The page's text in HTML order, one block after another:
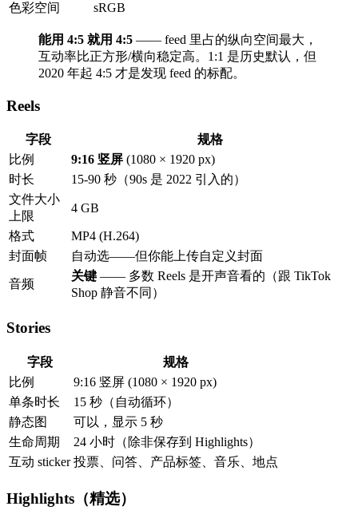
色彩空间
sRGB
能用 4:5 就用 4:5 —— feed 里占的纵向空间最大，
互动率比正方形/横向稳定高。1:1 是历史默认，但
2020 年起 4:5 才是发现 feed 的标配。
Reels
字段
规格
比例
9:16 竖屏 (1080 × 1920 px)
时长
15-90 秒（90s 是 2022 引入的）
文件大小
上限
4 GB
格式
MP4 (H.264)
封面帧
自动选——但你能上传自定义封面
音频
关键 —— 多数 Reels 是开声音看的（跟 TikTok
Shop 静音不同）
Stories
字段
规格
比例
9:16 竖屏 (1080 × 1920 px)
单条时长
15 秒（自动循环）
静态图
可以，显示 5 秒
生命周期
24 小时（除非保存到 Highlights）
互动 sticker 投票、问答、产品标签、音乐、地点
Highlights（精选）